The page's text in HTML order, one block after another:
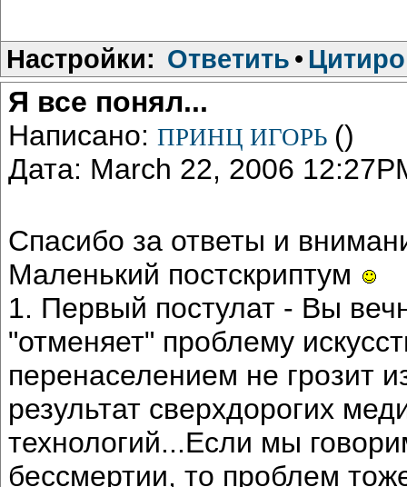
Настройки: Ответить •
Я все понял...
Написано: ПРИНЦ ИГОРЬ ()
Дата: March 22, 2006
Спасибо за ответы и
Маленький постскриптум
1. Первый постулат - Вы
"отменяет" проблему
перенаселением не грозит
результат сверхдорогих
технологий...Если мы
бессмертии, то проблем